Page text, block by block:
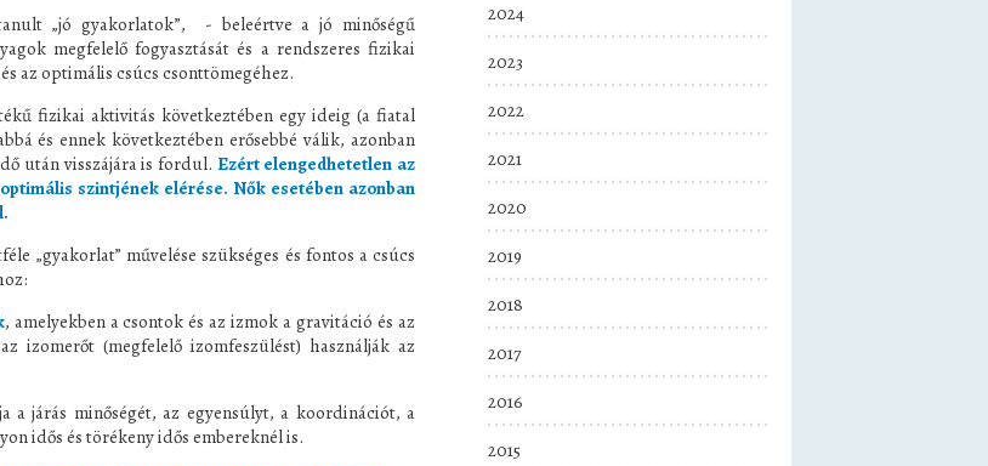
„jó gyakorlatok”, - beleértve a jó minőségű
megfelelő fogyasztását és a rendszeres fizikai
az optimális csúcs csonttömegéhez.
fizikai aktivitás következtében egy ideig (a fiatal
és ennek következtében erősebbé válik, azonban
után visszájára is fordul. Ezért elengedhetetlen az
szintjének elérése. Nők esetében azonban
„gyakorlat” művelése szükséges és fontos a csúcs
, amelyekben a csontok és az izmok a gravitáció és az
izomerőt (megfelelő izomfeszülést) használják az
a járás minőségét, az egyensúlyt, a koordinációt, a
idős és törékeny idős embereknél is.
2024
2023
2022
2021
2020
2019
2018
2017
2016
2015